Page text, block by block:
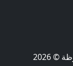
2026